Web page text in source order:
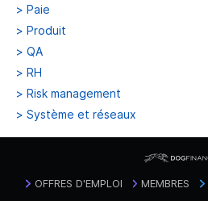
> Paie
> Produit
> QA
> RH
> Risk management
> Système et réseaux
OFFRES D'EMPLOI MEMBRES